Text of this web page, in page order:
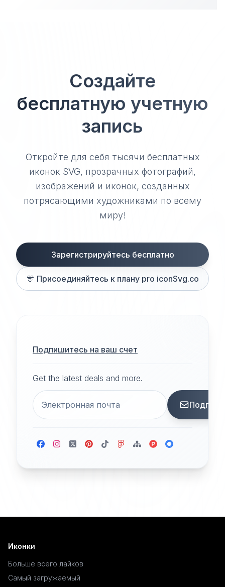
Создайте
бесплатную учетную
запись
Откройте для себя тысячи бесплатных
иконок SVG, прозрачных фотографий,
изображений и иконок, созданных
потрясающими художниками по всему
миру!
Зарегистрируйтесь бесплатно
🎊 Присоединяйтесь к плану pro iconSvg.co
Подпишитесь на ваш счет
Get the latest deals and more.
Иконки
Больше всего лайков
Самый загружаемый